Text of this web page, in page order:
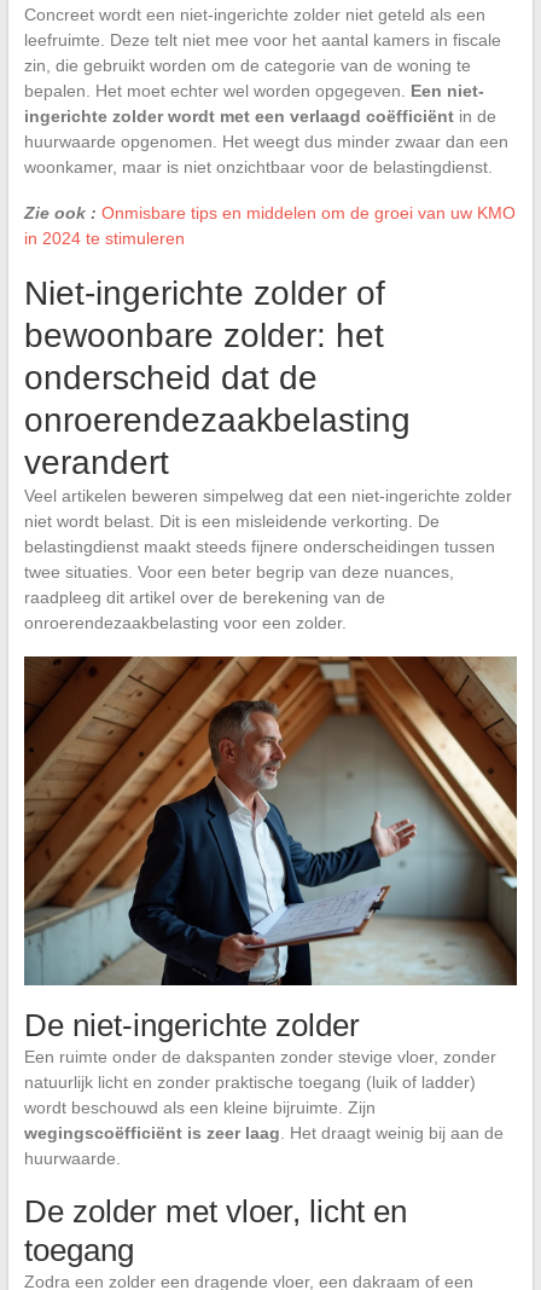
Concreet wordt een niet-ingerichte zolder niet geteld als een
leefruimte. Deze telt niet mee voor het aantal kamers in fiscale
zin, die gebruikt worden om de categorie van de woning te
bepalen. Het moet echter wel worden opgegeven. Een niet-
ingerichte zolder wordt met een verlaagd coëfficiëntin de
huurwaarde opgenomen. Het weegt dus minder zwaar dan een
woonkamer, maar is niet onzichtbaar voor de belastingdienst.
Zie ook : Onmisbare tips en middelen om de groei van uw KMO
in 2024 te stimuleren
Niet-ingerichte zolder of
bewoonbare zolder: het
onderscheid dat de
onroerendezaakbelasting
verandert
Veel artikelen beweren simpelweg dat een niet-ingerichte zolder
niet wordt belast. Dit is een misleidende verkorting. De
belastingdienst maakt steeds fijnere onderscheidingen tussen
twee situaties. Voor een beter begrip van deze nuances,
raadpleeg dit artikel over de berekening van de
onroerendezaakbelasting voor een zolder.
De niet-ingerichte zolder
Een ruimte onder de dakspanten zonder stevige vloer, zonder
natuurlijk licht en zonder praktische toegang (luik of ladder)
wordt beschouwd als een kleine bijruimte. Zijn
wegingscoëfficiënt is zeer laag . Het draagt weinig bij aan de
huurwaarde.
De zolder met vloer, licht en
toegang
Zodra een zolder een dragende vloer, een dakraam of een